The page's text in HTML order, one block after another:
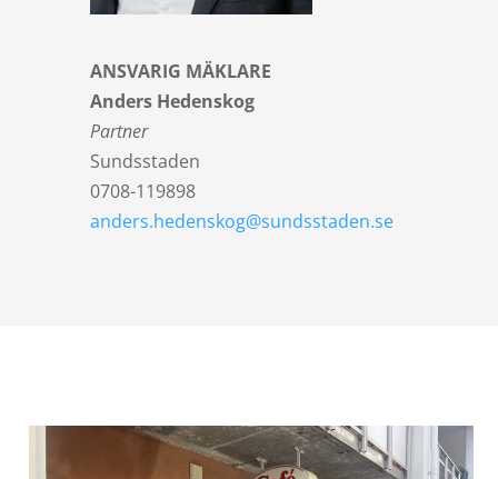
ANSVARIG MÄKLARE
Anders Hedenskog
Partner
Sundsstaden
0708-119898
anders.hedenskog@sundsstaden.se